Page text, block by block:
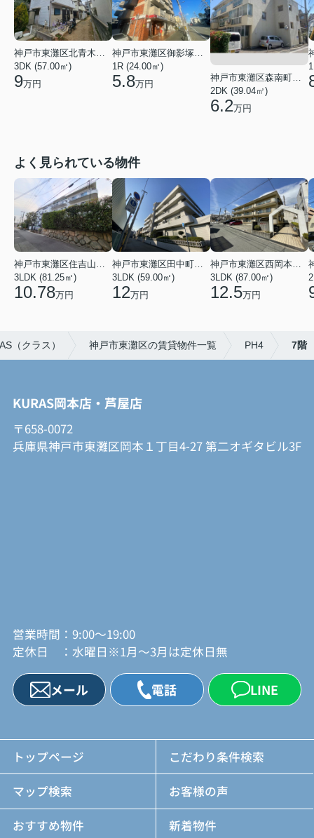
神戸市東灘区北青木３丁目
3DK (57.00㎡)
9万円
神戸市東灘区御影塚町２丁目
1R (24.00㎡)
5.8万円
神戸市東灘区森南町２丁目
2DK (39.04㎡)
6.2万円
よく見られている物件
神戸市東灘区住吉山手４丁目
3LDK (81.25㎡)
10.78万円
神戸市東灘区田中町３丁目
3LDK (59.00㎡)
12万円
神戸市東灘区西岡本３丁目
3LDK (87.00㎡)
12.5万円
（クラス） 神戸市東灘区の賃貸物件一覧 PH4 7階
KURAS岡本店・芦屋店
〒658-0072
兵庫県神戸市東灘区岡本１丁目4-27 第二オギタビル3F
営業時間：9:00～19:00
定休日 ：水曜日※1月～3月は定休日無
メール 電話 LINE
トップページ こだわり条件検索
マップ検索 お客様の声
おすすめ物件 新着物件